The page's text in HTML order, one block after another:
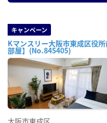
キャンペーン
Kマンスリー大阪市東成区役
部屋】(No.845405)